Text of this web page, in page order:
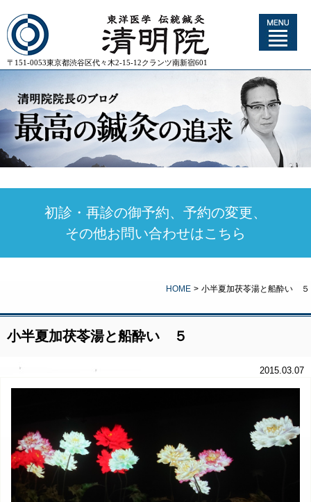
〒151-0053東京都渋谷区代々木2-15-12クランツ南新宿601
初診・再診の御予約、予約の変更、
その他お問い合わせはこちら
HOME > 小半夏加茯苓湯と船酔い ５
小半夏加茯苓湯と船酔い ５
2015.03.07